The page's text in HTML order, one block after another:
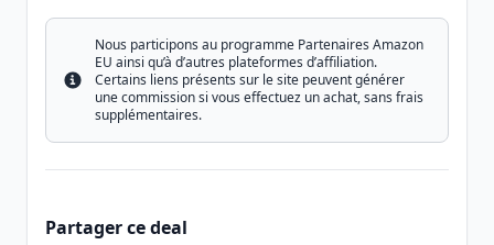
Info
Nous participons au programme Partenaires Amazon
EU ainsi qu’à d’autres plateformes d’affiliation.
Certains liens présents sur le site peuvent générer
une commission si vous effectuez un achat, sans frais
supplémentaires.
Partager ce deal